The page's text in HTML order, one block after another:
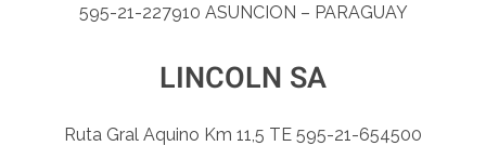
595-21-227910 ASUNCION – PARAGUAY
LINCOLN SA
Ruta Gral Aquino Km 11,5 TE 595-21-654500